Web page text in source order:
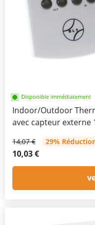
Disponible immédiatement
Indoor/Outdoor
avec capteur externe
14,07 € 29%
10,03 €